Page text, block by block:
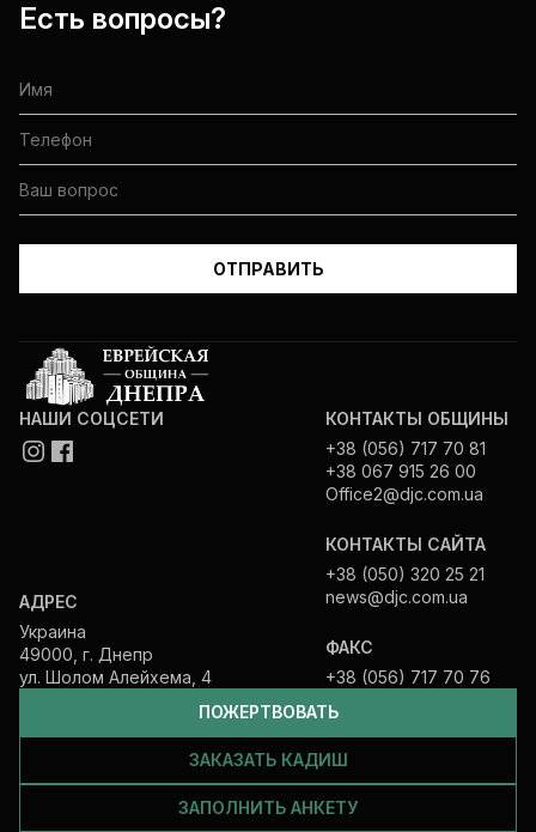
Есть вопросы?
ПОЖЕРТВОВАТЬ
ЗАКАЗАТЬ КАДИШ
ЗАПОЛНИТЬ АНКЕТУ
НАШИ СОЦСЕТИ
АДРЕС
Украина
49000, г. Днепр
ул. Шолом Алейхема, 4
КОНТАКТЫ ОБЩИНЫ
+38 (056) 717 70 81
+38 067 915 26 00
Office2@djc.com.ua
КОНТАКТЫ САЙТА
+38 (050) 320 25 21
news@djc.com.ua
ФАКС
+38 (056) 717 70 76